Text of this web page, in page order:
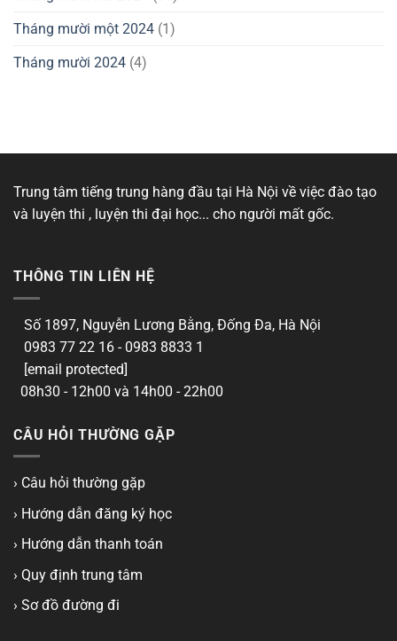
Tháng mười một 2024 (1)
Tháng mười 2024 (4)
Trung tâm tiếng trung hàng đầu tại Hà Nội về việc đào tạo
và luyện thi , luyện thi đại học... cho người mất gốc.
THÔNG TIN LIÊN HỆ
Số 1897, Nguyễn Lương Bằng, Đống Đa, Hà Nội
0983 77 22 16 - 0983 8833 1
[email protected]
08h30 - 12h00 và 14h00 - 22h00
CÂU HỎI THƯỜNG GẶP
› Câu hỏi thường gặp
› Hướng dẫn đăng ký học
› Hướng dẫn thanh toán
› Quy định trung tâm
› Sơ đồ đường đi